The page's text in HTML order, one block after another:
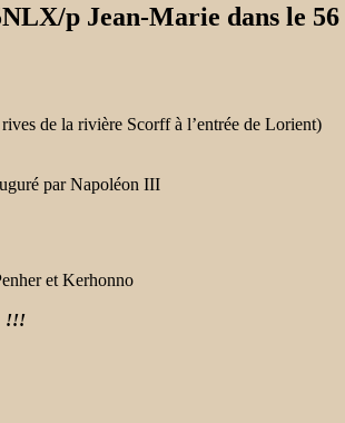
p Jean-Marie dans le 56
de la rivière Scorff à l’entrée de Lorient)
par Napoléon III
et Kerhonno
!!!